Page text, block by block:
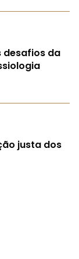
desafios da
justa dos